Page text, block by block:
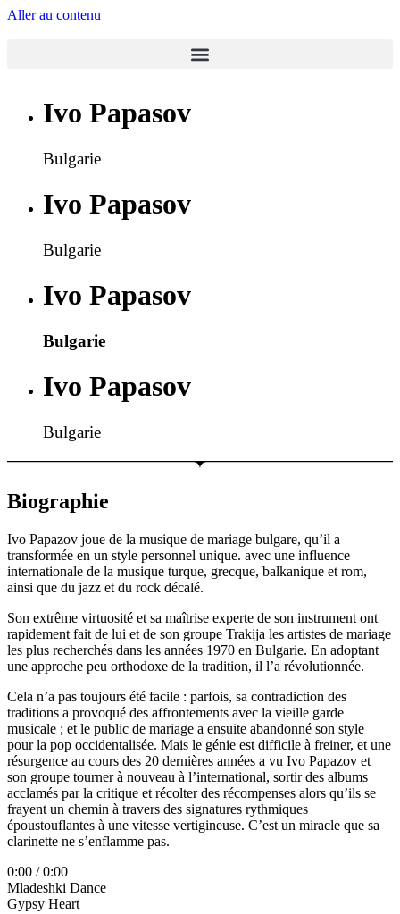
Aller au contenu
Ivo Papasov
Bulgarie
Ivo Papasov
Bulgarie
Ivo Papasov
Bulgarie
Ivo Papasov
Bulgarie
Biographie
Ivo Papazov joue de la musique de mariage bulgare, qu’il a
transformée en un style personnel unique. avec une influence
internationale de la musique turque, grecque, balkanique et rom,
ainsi que du jazz et du rock décalé.
Son extrême virtuosité et sa maîtrise experte de son instrument ont
rapidement fait de lui et de son groupe Trakija les artistes de mariage
les plus recherchés dans les années 1970 en Bulgarie. En adoptant
une approche peu orthodoxe de la tradition, il l’a révolutionnée.
Cela n’a pas toujours été facile : parfois, sa contradiction des
traditions a provoqué des affrontements avec la vieille garde
musicale ; et le public de mariage a ensuite abandonné son style
pour la pop occidentalisée. Mais le génie est difficile à freiner, et une
résurgence au cours des 20 dernières années a vu Ivo Papazov et
son groupe tourner à nouveau à l’international, sortir des albums
acclamés par la critique et récolter des récompenses alors qu’ils se
frayent un chemin à travers des signatures rythmiques
époustouflantes à une vitesse vertigineuse. C’est un miracle que sa
clarinette ne s’enflamme pas.
0:00 / 0:00
Mladeshki Dance
Gypsy Heart